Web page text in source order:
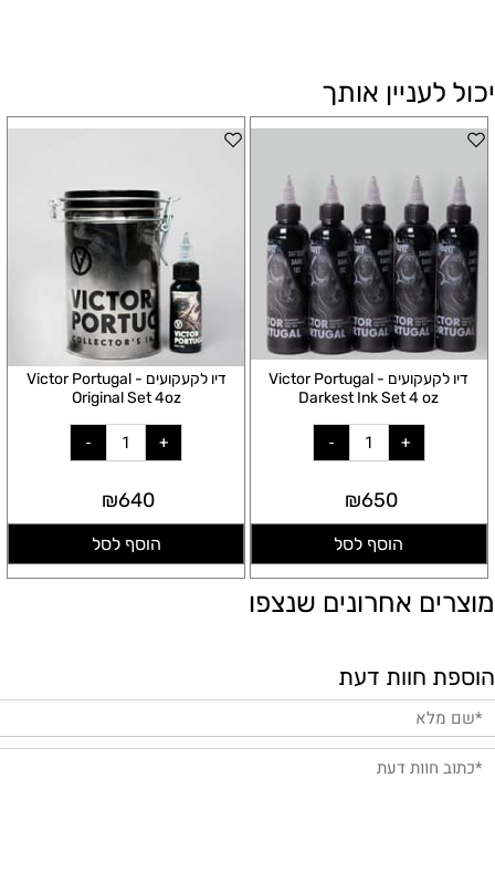
יכול לעניין אותך
דיו לקעקועים - Victor Portugal
Darkest Ink Set 4 oz
₪650
הוסף לסל
דיו לקעקועים - Victor Portugal
Original Set 4oz
₪640
הוסף לסל
מוצרים אחרונים שנצפו
הוספת חוות דעת